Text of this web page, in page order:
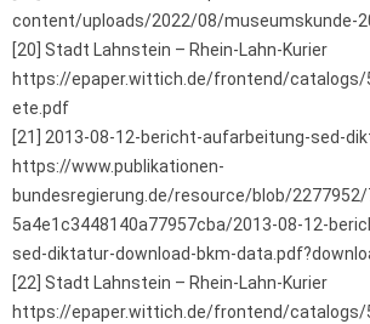
content/uploads/2022/08/museumskunde-
[20] Stadt Lahnstein – Rhein-Lahn-Kurier
https://epaper.wittich.de/frontend/
ete.pdf
[21] 2013-08-12-bericht-aufarbeitung-sed-
https://www.publikationen-
bundesregierung.de/resource/blob/
5a4e1c3448140a77957cba/2013-08-12-
sed-diktatur-download-bkm-
[22] Stadt Lahnstein – Rhein-Lahn-Kurier
https://epaper.wittich.de/frontend/